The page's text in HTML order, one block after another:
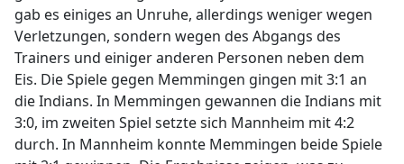
gab es einiges an Unruhe, allerdings weniger wegen
Verletzungen, sondern wegen des Abgangs des
Trainers und einiger anderen Personen neben dem
Eis. Die Spiele gegen Memmingen gingen mit 3:1 an
die Indians. In Memmingen gewannen die Indians mit
3:0, im zweiten Spiel setzte sich Mannheim mit 4:2
durch. In Mannheim konnte Memmingen beide Spiele